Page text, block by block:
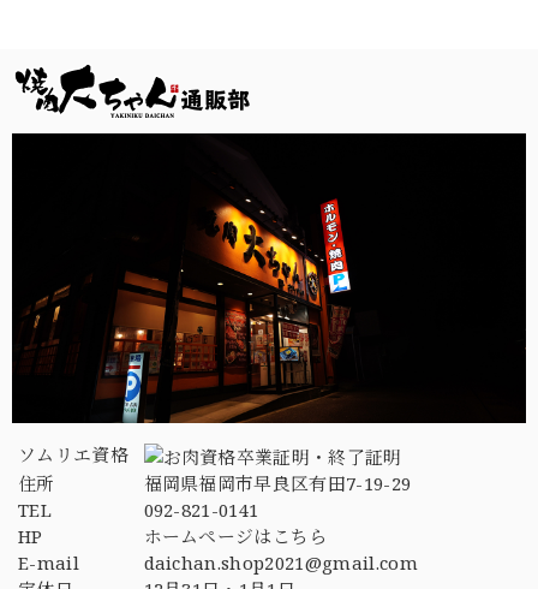
ソムリエ資格
住所
福岡県福岡市早良区有田7-19-29
TEL
092-821-0141
HP
ホームページはこちら
E-mail
daichan.shop2021@gmail.com